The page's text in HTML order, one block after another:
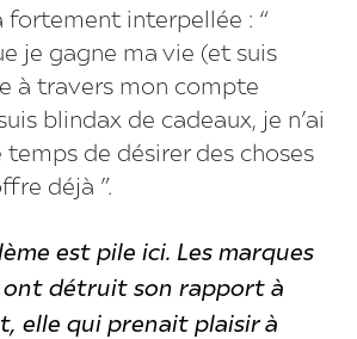
fortement interpellée : “
je gagne ma vie (et suis
à travers mon compte
blindax de cadeaux, je n’ai
temps de désirer des choses
déjà ”.
est pile ici. Les marques
détruit son rapport à
elle qui prenait plaisir à